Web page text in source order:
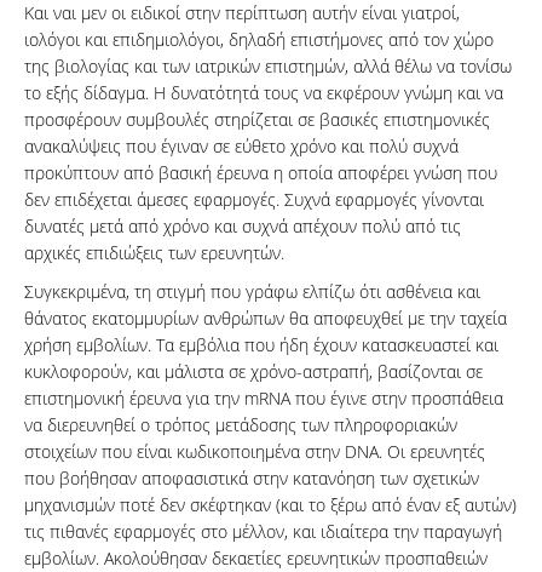
Και ναι μεν οι ειδικοί στην περίπτωση αυτήν είναι γιατροί,
ιολόγοι και επιδημιολόγοι, δηλαδή επιστήμονες από τον χώρο
της βιολογίας και των ιατρικών επιστημών, αλλά θέλω να τονίσω
το εξής δίδαγμα. Η δυνατότητά τους να εκφέρουν γνώμη και να
προσφέρουν συμβουλές στηρίζεται σε βασικές επιστημονικές
ανακαλύψεις που έγιναν σε εύθετο χρόνο και πολύ συχνά
προκύπτουν από βασική έρευνα η οποία αποφέρει γνώση που
δεν επιδέχεται άμεσες εφαρμογές. Συχνά εφαρμογές γίνονται
δυνατές μετά από χρόνο και συχνά απέχουν πολύ από τις
αρχικές επιδιώξεις των ερευνητών.
Συγκεκριμένα, τη στιγμή που γράφω ελπίζω ότι ασθένεια και
θάνατος εκατομμυρίων ανθρώπων θα αποφευχθεί με την ταχεία
χρήση εμβολίων. Τα εμβόλια που ήδη έχουν κατασκευαστεί και
κυκλοφορούν, και μάλιστα σε χρόνο-αστραπή, βασίζονται σε
επιστημονική έρευνα για την mRNA που έγινε στην προσπάθεια
να διερευνηθεί ο τρόπος μετάδοσης των πληροφοριακών
στοιχείων που είναι κωδικοποιημένα στην DNA. Οι ερευνητές
που βοήθησαν αποφασιστικά στην κατανόηση των σχετικών
μηχανισμών ποτέ δεν σκέφτηκαν (και το ξέρω από έναν εξ αυτών)
τις πιθανές εφαρμογές στο μέλλον, και ιδιαίτερα την παραγωγή
εμβολίων. Ακολούθησαν δεκαετίες ερευνητικών προσπαθειών